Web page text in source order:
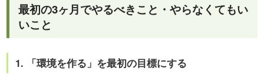
最初の3ヶ月でやるべきこと・やらなくてもい
いこと
1. 「環境を作る」を最初の目標にする